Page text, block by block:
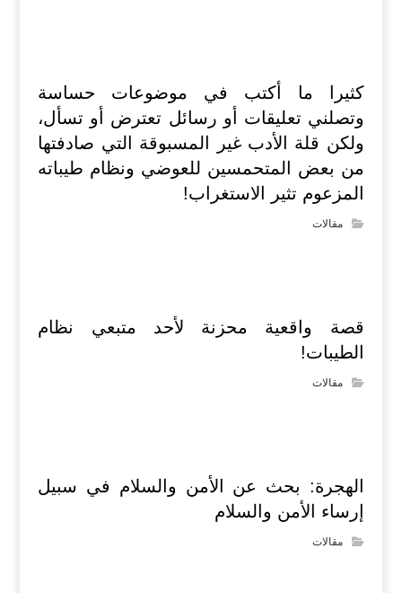
كثيرا ما أكتب في موضوعات حساسة
وتصلني تعليقات أو رسائل تعترض أو تسأل،
ولكن قلة الأدب غير المسبوقة التي صادفتها
من بعض المتحمسين للعوضي ونظام طيباته
المزعوم تثير الاستغراب!
مقالات
قصة واقعية محزنة لأحد متبعي نظام
الطيبات!
مقالات
الهجرة: بحث عن الأمن والسلام في سبيل
إرساء الأمن والسلام
مقالات